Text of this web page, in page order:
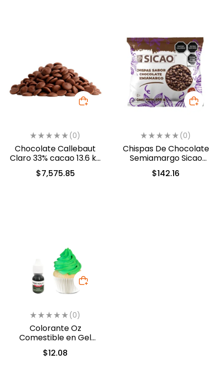
(0)
Chocolate Callebaut
Claro 33% cacao 13.6 kg
(40-8210)
$7,575.85
(0)
Chispas De Chocolate
Semiamargo Sicao
500gr. (2422-A99)
$142.16
(0)
Colorante Oz
Comestible en Gel
Verde 10ml (554)
$12.08